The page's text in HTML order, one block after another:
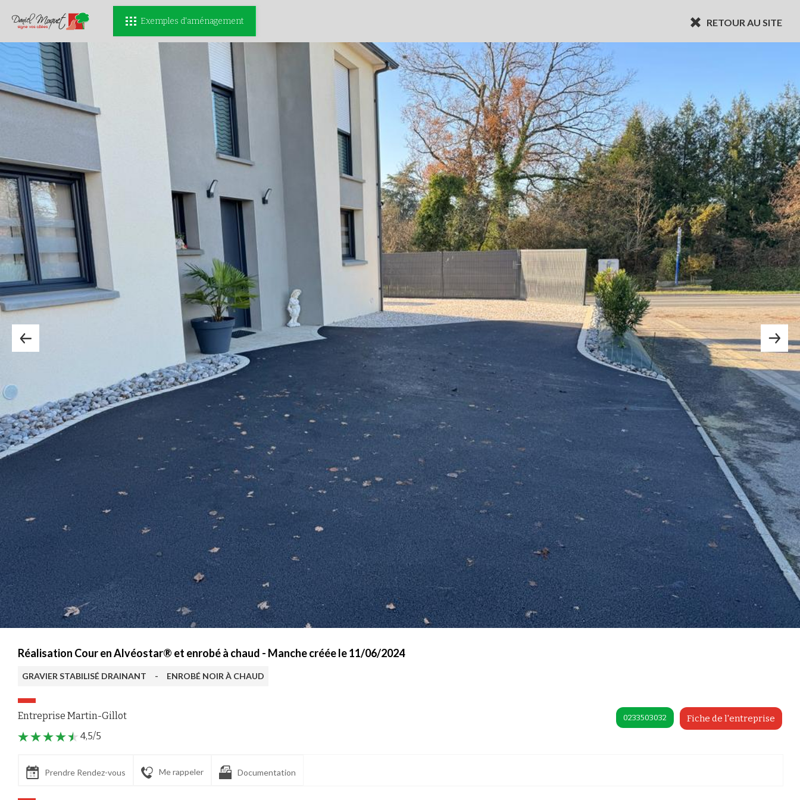
RETOUR AU SITE
Exemples d'aménagement
Réalisation Cour en Alvéostar® et enrobé à chaud - Manche créée le 11/06/2024
GRAVIER STABILISÉ DRAINANT - ENROBÉ NOIR À CHAUD
Entreprise Martin-Gillot Fiche de l'entreprise
0233503032
4,5/5
Prendre Rendez-vous Me rappeler Documentation